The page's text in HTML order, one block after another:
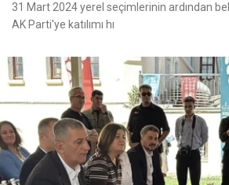
31 Mart 2024 yerel seçimlerinin ardından
AK Parti'ye katılımı hı